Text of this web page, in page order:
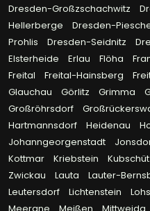
Dresden-Großzschachwitz
Hellerberge
Dresden-
Prohlis
Dresden-Seidnitz
Elsterheide
Erlau Flöha
Freital
Freital-Hainsberg
Glauchau
Görlitz Grimma
Großröhrsdorf
Hartmannsdorf
Heidenau
Johanngeorgenstadt
Kottmar
Kriebstein
Zwickau
Lauta Lauter-
Leutersdorf
Lichtenstein